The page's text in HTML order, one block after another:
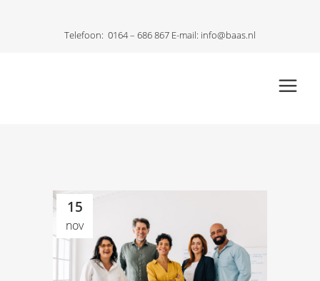
Telefoon: 0164 – 686 867 E-mail: info@baas.nl
15
nov